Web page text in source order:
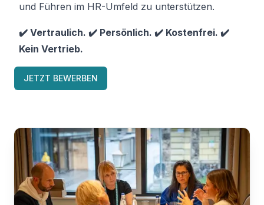
und Führen im HR-Umfeld zu unterstützen.
✔️ Vertraulich. ✔️ Persönlich. ✔️ Kostenfrei. ✔️
Kein Vertrieb.
JETZT BEWERBEN